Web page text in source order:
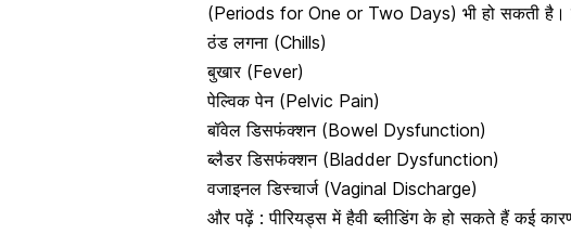
(Periods for One or Two Days) भी हो सकती है।
ठंड लगना (Chills)
बुखार (Fever)
पेल्विक पेन (Pelvic Pain)
बॉवेल डिसफंक्शन (Bowel Dysfunction)
ब्लैडर डिसफंक्शन (Bladder Dysfunction)
वजाइनल डिस्चार्ज (Vaginal Discharge)
और पढ़ें :पीरियड्स में हैवी ब्लीडिंग के हो सकते हैं कई